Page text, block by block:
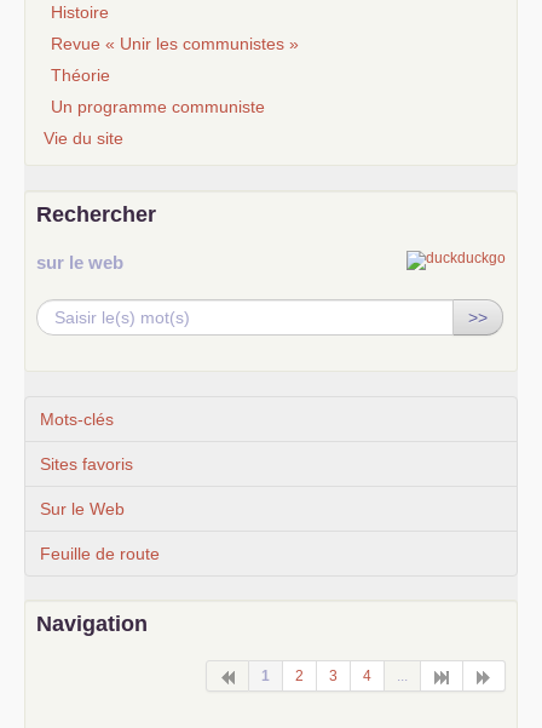
Histoire
Revue « Unir les communistes »
Théorie
Un programme communiste
Vie du site
Rechercher
sur le web
>>
Mots-clés
Sites favoris
Sur le Web
Feuille de route
Navigation
1 2 3 4